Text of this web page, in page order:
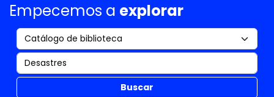
Empecemos a explorar
Buscar